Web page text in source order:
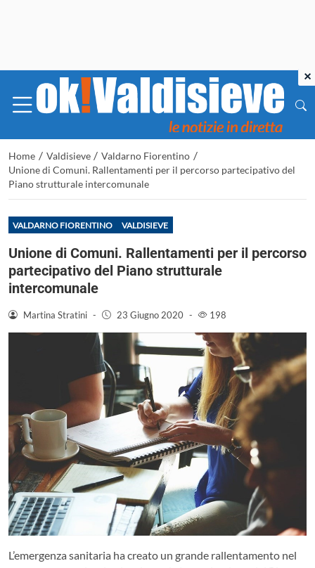
Home / Valdisieve / Valdarno Fiorentino /
Unione di Comuni. Rallentamenti per il percorso partecipativo del
Piano strutturale intercomunale
VALDARNO FIORENTINO VALDISIEVE
Unione di Comuni. Rallentamenti per il percorso
partecipativo del Piano strutturale
intercomunale
Martina Stratini - 23 Giugno 2020 - 198
L’emergenza sanitaria ha creato un grande rallentamento nel
×